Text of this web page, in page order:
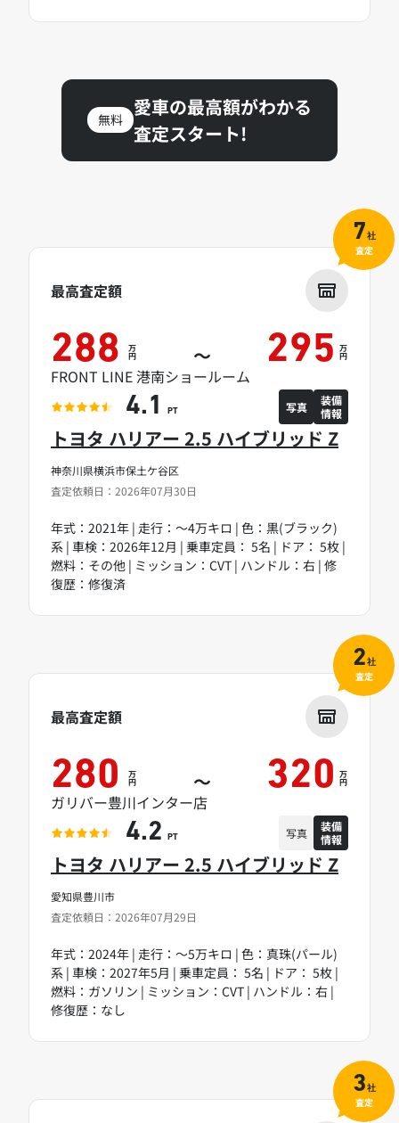
無料
愛車の最高額がわかる
査定スタート!
神奈川県横浜市保土ケ谷区
査定依頼日：2026年07月30日
トヨタ ハリアー 2.5 ハイブリッド Z
年式：2021年 | 走行：～4万キロ | 色：黒(ブラック)
系 | 車検：2026年12月 | 乗車定員： 5名 | ドア： 5枚 |
燃料：その他 | ミッション：CVT | ハンドル：右 | 修
復歴：修復済
最高査定額
288 万
円 ～ 295 万
円
FRONT LINE 港南ショールーム
4.1 PT 写真
装備
情報
7社
査定
愛知県豊川市
査定依頼日：2026年07月29日
トヨタ ハリアー 2.5 ハイブリッド Z
年式：2024年 | 走行：～5万キロ | 色：真珠(パール)
系 | 車検：2027年5月 | 乗車定員： 5名 | ドア： 5枚 |
燃料：ガソリン | ミッション：CVT | ハンドル：右 |
修復歴：なし
最高査定額
280 万
円 ～ 320 万
円
ガリバー豊川インター店
4.2 PT 写真
装備
情報
2社
査定
3社
査定